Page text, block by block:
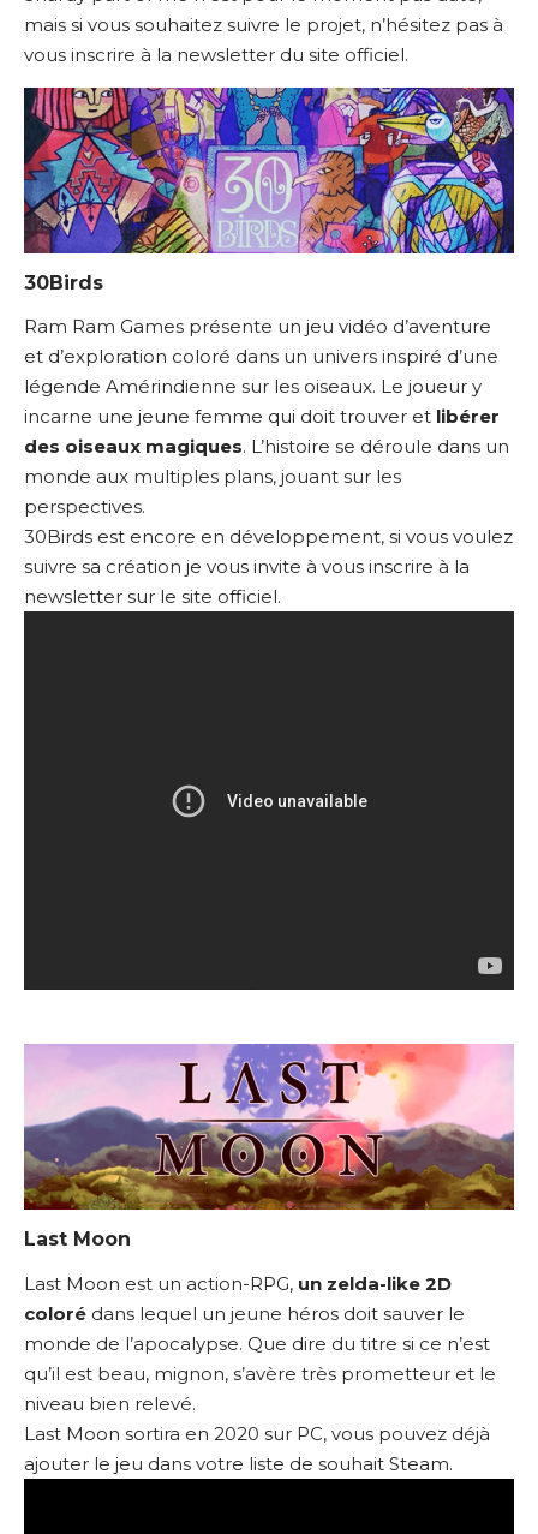
mais si vous souhaitez suivre le projet, n’hésitez pas à
vous inscrire à la newsletter du site officiel.
30Birds
Ram Ram Games présente un jeu vidéo d’aventure
et d’exploration coloré dans un univers inspiré d’une
légende Amérindienne sur les oiseaux. Le joueur y
incarne une jeune femme qui doit trouver et libérer
des oiseaux magiques. L’histoire se déroule dans un
monde aux multiples plans, jouant sur les
perspectives.
30Birds est encore en développement, si vous voulez
suivre sa création je vous invite à vous inscrire à la
newsletter sur le site officiel.
Last Moon
Last Moon est un action-RPG, un zelda-like 2D
coloré dans lequel un jeune héros doit sauver le
monde de l’apocalypse. Que dire du titre si ce n’est
qu’il est beau, mignon, s’avère très prometteur et le
niveau bien relevé.
Last Moon sortira en 2020 sur PC, vous pouvez déjà
ajouter le jeu dans votre liste de souhait Steam.